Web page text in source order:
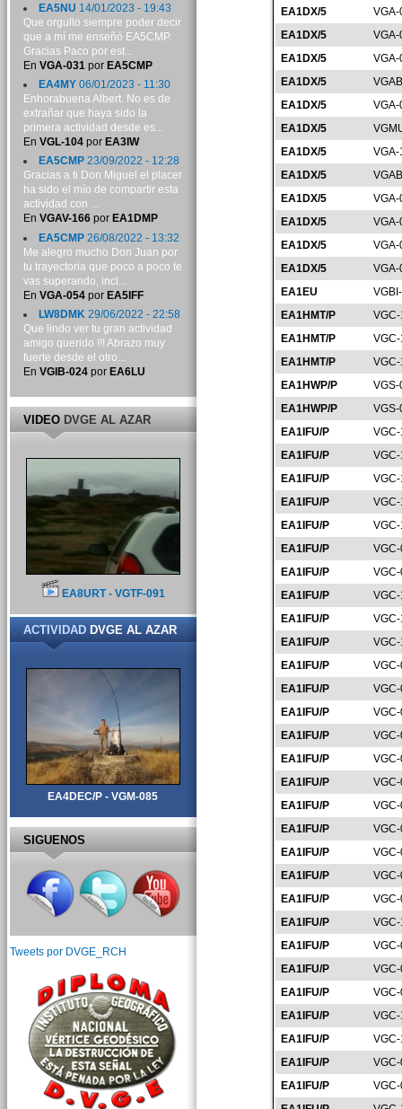
EA1DX/5
EA1DX/5
EA1DX/5
EA1DX/5
EA1DX/5
EA1DX/5
EA1DX/5
EA1DX/5
EA1DX/5
EA1DX/5
EA1DX/5
EA1DX/5
EA1EU
EA1HMT/P
EA1HMT/P
EA1HMT/P
EA1HWP/P
EA1HWP/P
EA1IFU/P
EA1IFU/P
EA1IFU/P
EA1IFU/P
EA1IFU/P
EA1IFU/P
EA1IFU/P
EA1IFU/P
EA1IFU/P
EA1IFU/P
EA1IFU/P
EA1IFU/P
EA1IFU/P
EA1IFU/P
EA1IFU/P
EA1IFU/P
EA1IFU/P
EA1IFU/P
EA1IFU/P
EA1IFU/P
EA1IFU/P
EA1IFU/P
EA1IFU/P
EA1IFU/P
EA1IFU/P
EA1IFU/P
EA1IFU/P
EA1IFU/P
EA1IFU/P
EA5NU 14/01/2023 - 19:43
Que orgullo siempre poder decir
que a mí me enseñó EA5CMP.
Gracias Paco por est...
En VGA-031 por EA5CMP
EA4MY06/01/2023 - 11:30
Enhorabuena Albert. No es de
extrañar que haya sido la
primera actividad desde es...
En VGL-104por EA3IW
EA5CMP23/09/2022 - 12:28
Gracias a ti Don Miguel el placer
ha sido el mío de compartir esta
actividad con ...
En VGAV-166por EA1DMP
EA5CMP26/08/2022 - 13:32
Me alegro mucho Don Juan por
tu trayectoria que poco a poco te
vas superando, incl...
En VGA-054por EA5IFF
LW8DMK29/06/2022 - 22:58
Que lindo ver tu gran actividad
amigo querido !!! Abrazo muy
fuerte desde el otro...
En VGIB-024por EA6LU
VIDEODVGE AL AZAR
EA8URT - VGTF-091
ACTIVIDADDVGE AL AZAR
EA4DEC/P - VGM-085
SIGUENOS
Tweets por DVGE_RCH